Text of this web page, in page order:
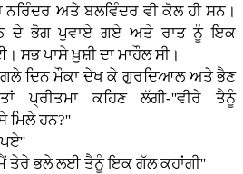
ਅਤੇ ਬਲਵਿੰਦਰ ਵੀ ਕੋਲ ਹੀ ਸਨ।
ਦੇ ਭੋਗ ਪੁਵਾਏ ਗਏ ਅਤੇ ਰਾਤ ਨੂੰ ਇਕ
ਸਭ ਪਾਸੇ ਖ਼ੁਸ਼ੀ ਦਾ ਮਾਹੌਲ ਸੀ।
ਦਿਨ ਮੌਕਾ ਦੇਖ ਕੇ ਗੁਰਦਿਆਲ ਅਤੇ ਭੈਣ
ਪ੍ਰੀਤਮਾ ਕਹਿਣ ਲੱਗੀ-''ਵੀਰੇ ਤੈਨੂੰ
ਮਿਲੇ ਹਨ?''
ਮੈਂ ਤੇਰੇ ਭਲੇ ਲਈ ਤੈਨੂੰ ਇਕ ਗੱਲ ਕਹਾਂਗੀ''